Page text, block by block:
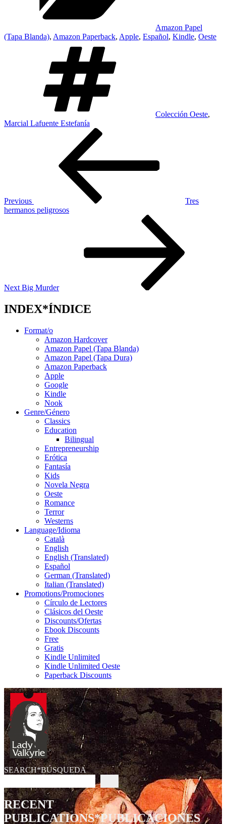
Amazon Papel
(Tapa Blanda), Amazon Paperback, Apple, Español, Kindle, Oeste
Colección Oeste,
Marcial Lafuente Estefanía
Previous
Tres
hermanos peligrosos
Next Big Murder
INDEX*ÍNDICE
Format/o
Amazon Hardcover
Amazon Papel (Tapa Blanda)
Amazon Papel (Tapa Dura)
Amazon Paperback
Apple
Google
Kindle
Nook
Genre/Género
Classics
Education
Bilingual
Entrepreneurship
Erótica
Fantasía
Kids
Novela Negra
Oeste
Romance
Terror
Westerns
Language/Idioma
Català
English
English (Translated)
Español
German (Translated)
Italian (Translated)
Promotions/Promociones
Círculo de Lectores
Clásicos del Oeste
Discounts/Ofertas
Ebook Discounts
Free
Gratis
Kindle Unlimited
Kindle Unlimited Oeste
Paperback Discounts
SEARCH*BÚSQUEDA
RECENT
PUBLICATIONS*PUBLICACIONES